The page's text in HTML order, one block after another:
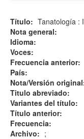
Iniciar sesión
Título: Tanatología :
Nota general:
Idioma:
Voces:
Frecuencia anterior:
País:
Nota/Versión
Titulo abreviado:
Variantes del título:
Título anterior:
Frecuencia:
Archivo: ;